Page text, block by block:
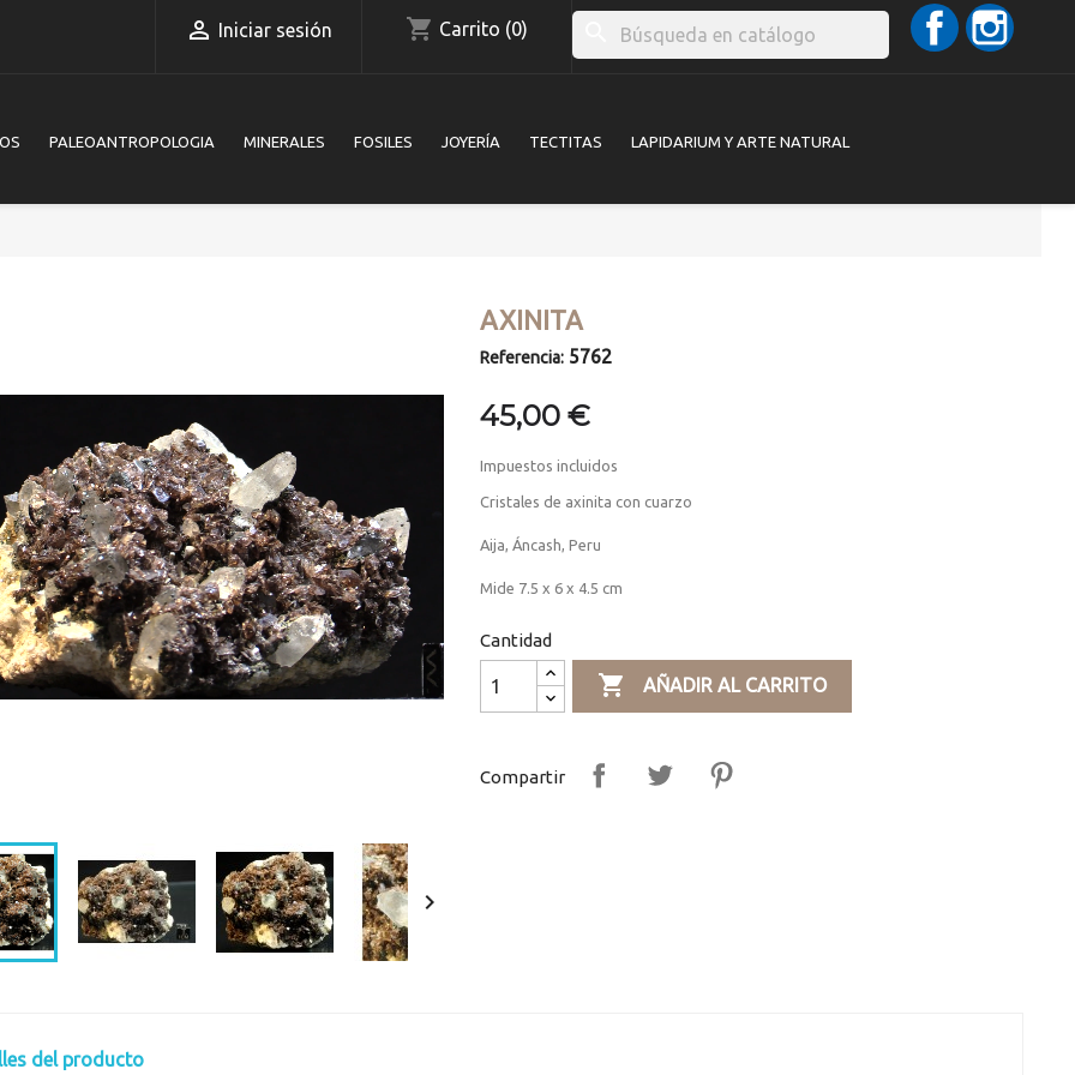
 Iniciar sesión shopping_cart Carrito (0)
Facebook
PALEOANTROPOLOGIA MINERALES FOSILES JOYERÍA TECTITAS LAPIDARIUM Y ARTE NATURAL

AXINITA
Referencia: 5762
45,00 €
Impuestos incluidos
Cristales de axinita con cuarzo
Aija, Áncash, Peru
Mide 7.5 x 6 x 4.5 cm
Cantidad
 AÑADIR AL CARRITO
Compartir
del producto